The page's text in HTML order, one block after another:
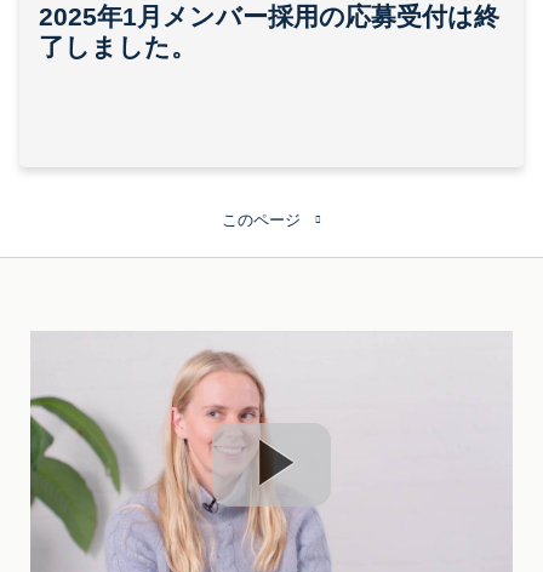
2025年1月メンバー採用の応募受付は終
了しました。
このページ